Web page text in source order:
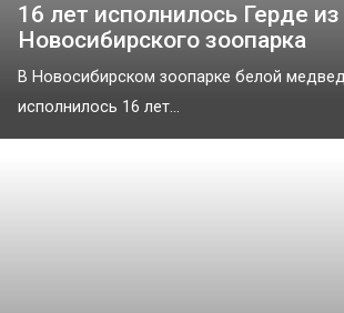
16 лет исполнилось Герде из
Новосибирского зоопарка
В Новосибирском зоопарке белой
исполнилось 16 лет...